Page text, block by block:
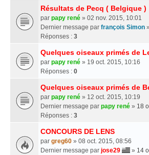
Résultats de Pecq ( Belgique )
par papy rené » 02 nov. 2015, 10:01
Dernier message par françois Simon »
Réponses : 3
Quelques oiseaux primés de
par papy rené » 19 oct. 2015, 10:16
Réponses : 0
Quelques oiseaux primés de
par papy rené » 12 oct. 2015, 10:19
Dernier message par papy rené » 18
Réponses : 3
CONCOURS DE LENS
par greg60 » 08 oct. 2015, 08:56
Dernier message par jose29 » 14